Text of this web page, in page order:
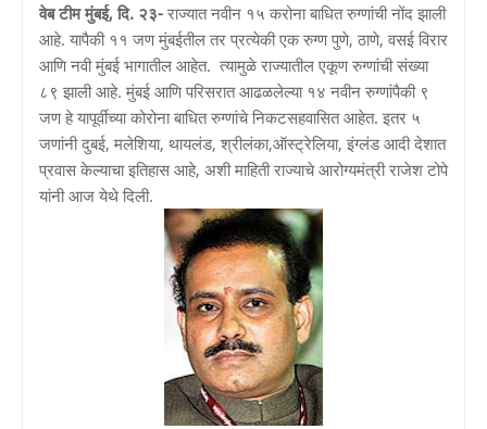
वेब टीम मुंबई, दि. २३- राज्यात नवीन १५ करोना बाधित रुग्णांची नोंद झाली
आहे. यापैकी ११ जण मुंबईतील तर प्रत्येकी एक रुग्ण पुणे, ठाणे, वसई विरार
आणि नवी मुंबई भागातील आहेत. त्यामुळे राज्यातील एकूण रुग्णांची संख्या
८९ झाली आहे. मुंबई आणि परिसरात आढळलेल्या १४ नवीन रुग्णांपैकी ९
जण हे यापूर्वीच्या कोरोना बाधित रुग्णांचे निकटसहवासित आहेत. इतर ५
जणांनी दुबई, मलेशिया, थायलंड, श्रीलंका,ऑस्ट्रेलिया, इंग्लंड आदी देशात
प्रवास केल्याचा इतिहास आहे, अशी माहिती राज्याचे आरोग्यमंत्री राजेश टोपे
यांनी आज येथे दिली.